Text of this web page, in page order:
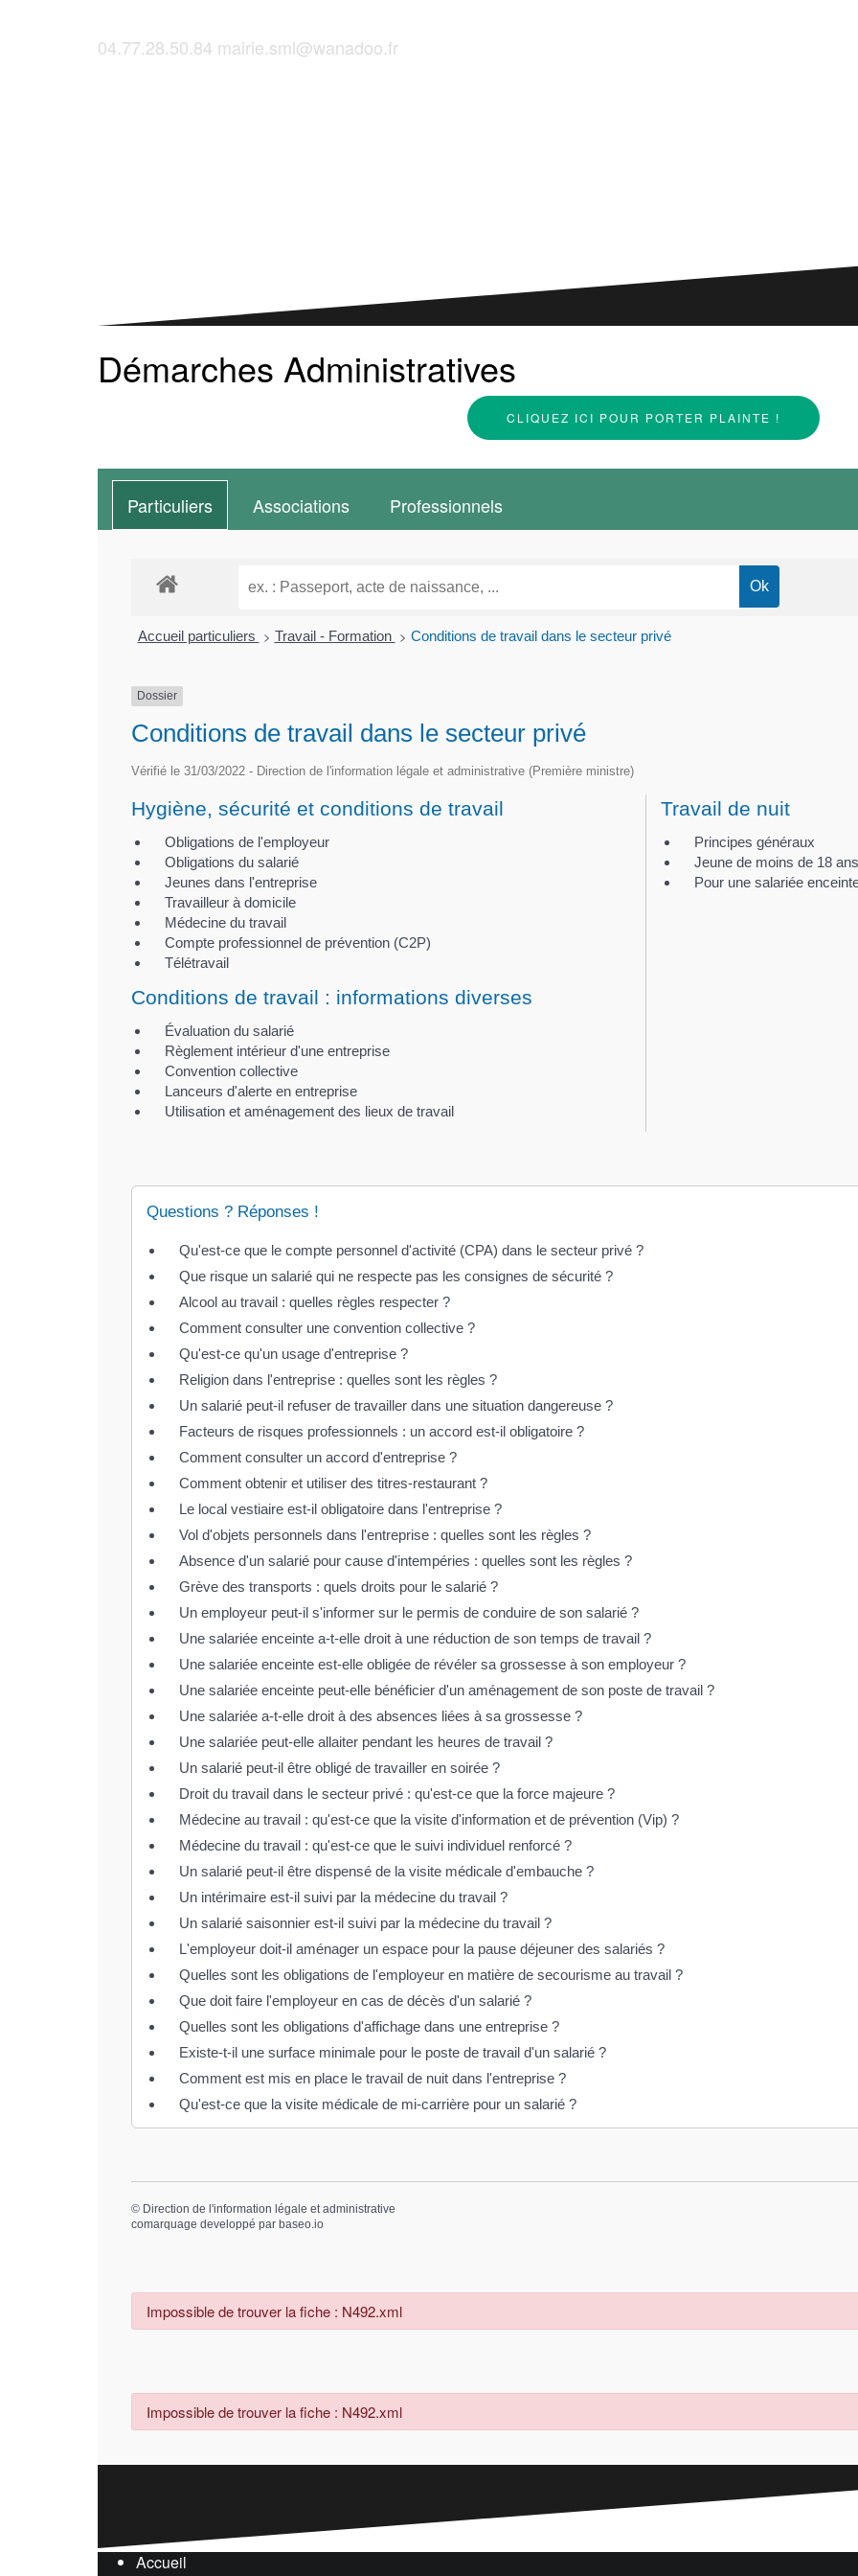
04.77.28.50.84 mairie.sml@wanadoo.fr
Démarches Administratives
CLIQUEZ ICI POUR PORTER PLAINTE !
Particuliers Associations Professionnels
Accueil particuliers > Travail - Formation > Conditions de travail dans le secteur privé
Dossier
Conditions de travail dans le secteur privé
Vérifié le 31/03/2022 - Direction de l'information légale et administrative (Première ministre)
Hygiène, sécurité et conditions de travail
Obligations de l'employeur
Obligations du salarié
Jeunes dans l'entreprise
Travailleur à domicile
Médecine du travail
Compte professionnel de prévention (C2P)
Télétravail
Travail de nuit
Principes généraux
Jeune de moins de 18 ans
Pour une salariée
Conditions de travail : informations diverses
Évaluation du salarié
Règlement intérieur d'une entreprise
Convention collective
Lanceurs d'alerte en entreprise
Utilisation et aménagement des lieux de travail
Questions ? Réponses !
Qu'est-ce que le compte personnel d'activité (CPA) dans le secteur privé ?
Que risque un salarié qui ne respecte pas les consignes de sécurité ?
Alcool au travail : quelles règles respecter ?
Comment consulter une convention collective ?
Qu'est-ce qu'un usage d'entreprise ?
Religion dans l'entreprise : quelles sont les règles ?
Un salarié peut-il refuser de travailler dans une situation dangereuse ?
Facteurs de risques professionnels : un accord est-il obligatoire ?
Comment consulter un accord d'entreprise ?
Comment obtenir et utiliser des titres-restaurant ?
Le local vestiaire est-il obligatoire dans l'entreprise ?
Vol d'objets personnels dans l'entreprise : quelles sont les règles ?
Absence d'un salarié pour cause d'intempéries : quelles sont les règles ?
Grève des transports : quels droits pour le salarié ?
Un employeur peut-il s'informer sur le permis de conduire de son salarié ?
Une salariée enceinte a-t-elle droit à une réduction de son temps de travail ?
Une salariée enceinte est-elle obligée de révéler sa grossesse à son employeur ?
Une salariée enceinte peut-elle bénéficier d'un aménagement de son poste de travail ?
Une salariée a-t-elle droit à des absences liées à sa grossesse ?
Une salariée peut-elle allaiter pendant les heures de travail ?
Un salarié peut-il être obligé de travailler en soirée ?
Droit du travail dans le secteur privé : qu'est-ce que la force majeure ?
Médecine au travail : qu'est-ce que la visite d'information et de prévention (Vip) ?
Médecine du travail : qu'est-ce que le suivi individuel renforcé ?
Un salarié peut-il être dispensé de la visite médicale d'embauche ?
Un intérimaire est-il suivi par la médecine du travail ?
Un salarié saisonnier est-il suivi par la médecine du travail ?
L'employeur doit-il aménager un espace pour la pause déjeuner des salariés ?
Quelles sont les obligations de l'employeur en matière de secourisme au travail ?
Que doit faire l'employeur en cas de décès d'un salarié ?
Quelles sont les obligations d'affichage dans une entreprise ?
Existe-t-il une surface minimale pour le poste de travail d'un salarié ?
Comment est mis en place le travail de nuit dans l'entreprise ?
Qu'est-ce que la visite médicale de mi-carrière pour un salarié ?
© Direction de l'information légale et administrative
comarquage developpé par baseo.io
Impossible de trouver la fiche : N492.xml
Impossible de trouver la fiche : N492.xml
Accueil